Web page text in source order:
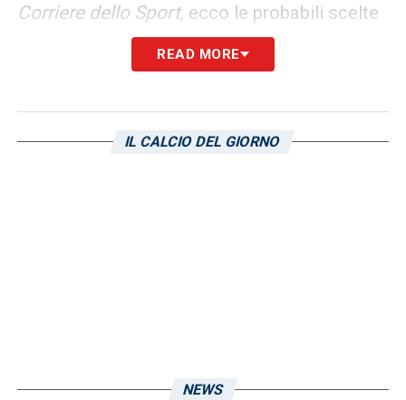
Corriere dello Sport, ecco le probabili scelte
Marco Baroni:
Romagnoli, Marusic; Guendouzi, Rovella;
Isaksen, Dia, Zaccagni; Castellanos.
READ MORE
IL CALCIO DEL GIORNO
NEWS